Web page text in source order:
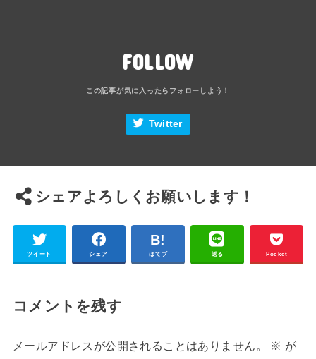
FOLLOW
Twitter
シェアよろしくお願いします！
ツイート シェア はてブ 送る Pocket
コメントを残す
メールアドレスが公開されることはありません。 ※ が